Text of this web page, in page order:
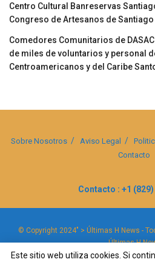
Centro Cultural Banreservas
Congreso de Artesanos de Santiago
Comedores Comunitarios de
de miles de voluntarios y personal
Centroamericanos y del Caribe
Sobre Nosotros Aviso Legal
Contacto
Contacto : +1
© Copyright 2024" > Últimas H News -
Últimas H
Este sitio web utiliza cookies. Si